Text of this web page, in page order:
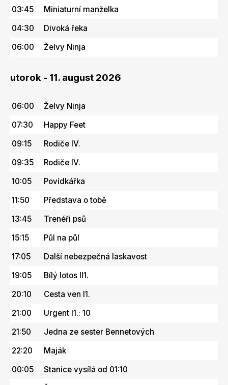
03:45
Miniaturní manželka
04:30
Divoká řeka
06:00
Želvy Ninja
utorok - 11. august 2026
06:00
Želvy Ninja
07:30
Happy Feet
09:15
Rodiče IV.
09:35
Rodiče IV.
10:05
Povídkářka
11:50
Představa o tobě
13:45
Trenéři psů
15:15
Půl na půl
17:05
Další nebezpečná laskavost
19:05
Bílý lotos II1.
20:10
Cesta ven I1.
21:00
Urgent I1.: 10
21:50
Jedna ze sester Bennetových
22:20
Maják
00:05
Stanice vysílá od 01:10